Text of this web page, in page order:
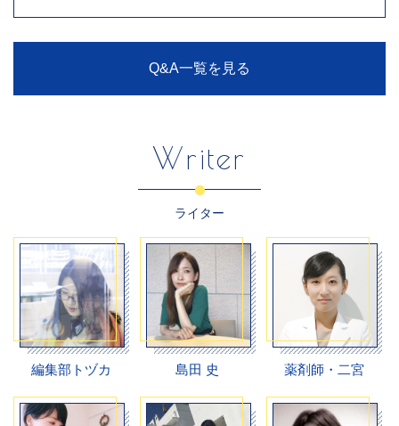
Q&A一覧を見る
Writer
ライター
編集部トヅカ 島田 史 薬剤師・二宮